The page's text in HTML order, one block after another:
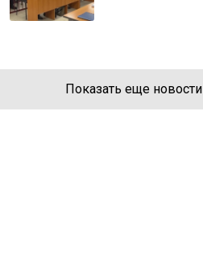
Показать еще новости